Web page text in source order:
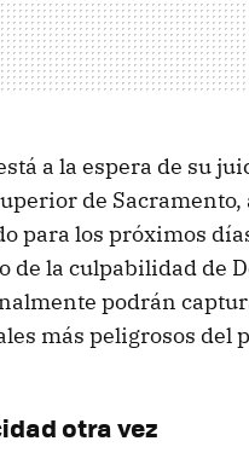
a la espera de su
de Sacramento,
para los próximos
de la culpabilidad de
podrán
más peligrosos del
otra vez